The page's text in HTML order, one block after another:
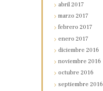
abril2017
marzo2017
febrero2017
enero2017
diciembre2016
noviembre2016
octubre2016
septiembre2016